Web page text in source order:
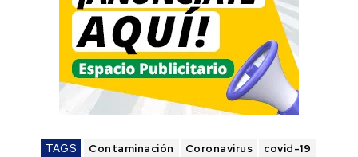
TAGS Contaminación Coronavirus
covid-19